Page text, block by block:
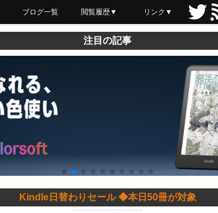
ブログ一覧 閲覧履歴▼
最近読んだ
あとで読む
ブックマーク
リンク▼
注目の記事
Kindle日替わりセール ◆本日50冊が対象